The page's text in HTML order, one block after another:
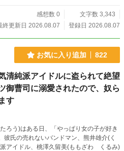
感想数 0
文字数 3,343
終更新日 2026.08.07
登録日 2026.08.07
お気に入り追加 822
清純派アイドルに盗られて絶望
御曹司に溺愛されたので、奴ら
す
う)はある日、「やっぱり女の子が好き
氏の売れないバンドマン、熊井雄介(く
アイドル、桃澤久留美(ももざわ くるみ)